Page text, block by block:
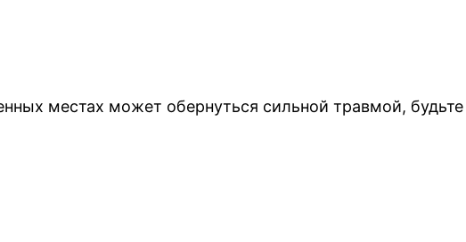
местах может обернуться сильной травмой, будьте